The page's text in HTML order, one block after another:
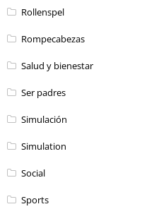
Rollenspel
Rompecabezas
Salud y bienestar
Ser padres
Simulación
Simulation
Social
Sports